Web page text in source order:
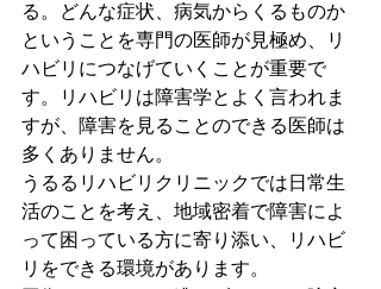
る。どんな症状、病気からくるものか
ということを専門の医師が見極め、リ
ハビリにつなげていくことが重要で
す。リハビリは障害学とよく言われま
すが、障害を見ることのできる医師は
多くありません。
うるるリハビリクリニックでは日常生
活のことを考え、地域密着で障害によ
って困っている方に寄り添い、リハビ
リをできる環境があります。